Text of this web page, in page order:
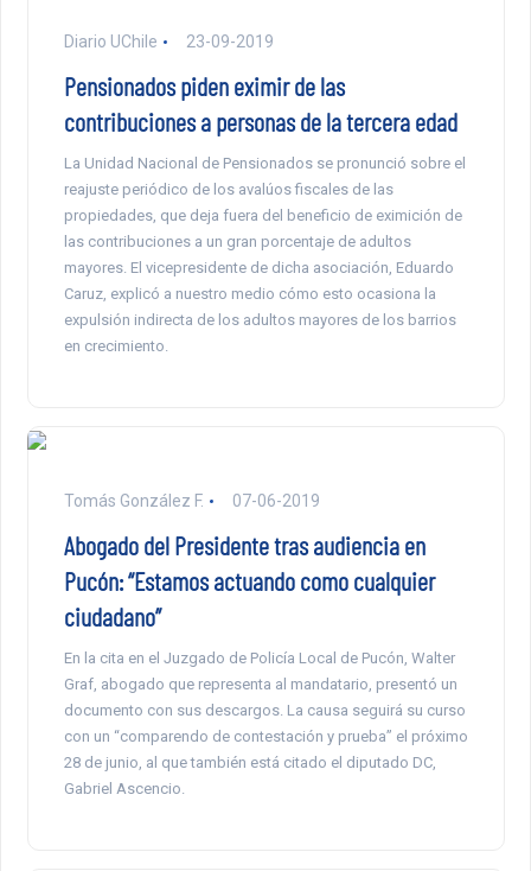
Diario UChile 23-09-2019
Pensionados piden eximir de las
contribuciones a personas de la tercera edad
La Unidad Nacional de Pensionados se pronunció sobre el
reajuste periódico de los avalúos fiscales de las
propiedades, que deja fuera del beneficio de eximición de
las contribuciones a un gran porcentaje de adultos
mayores. El vicepresidente de dicha asociación, Eduardo
Caruz, explicó a nuestro medio cómo esto ocasiona la
expulsión indirecta de los adultos mayores de los barrios
en crecimiento.
Tomás González F. 07-06-2019
Abogado del Presidente tras audiencia en
Pucón: “Estamos actuando como cualquier
ciudadano”
En la cita en el Juzgado de Policía Local de Pucón, Walter
Graf, abogado que representa al mandatario, presentó un
documento con sus descargos. La causa seguirá su curso
con un “comparendo de contestación y prueba” el próximo
28 de junio, al que también está citado el diputado DC,
Gabriel Ascencio.